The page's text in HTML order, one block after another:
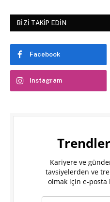
BIZI TAKIP EDIN
Facebook
Instagram
Kariyere ve
tavsiyelerden ve
olmak için e-posta